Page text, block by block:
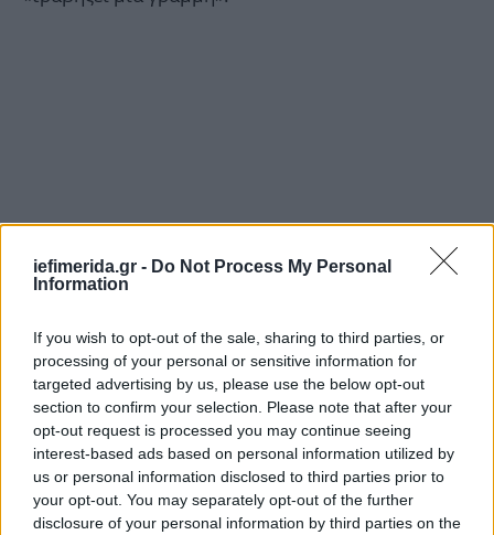
iefimerida.gr - Do Not Process My Personal
Information
If you wish to opt-out of the sale, sharing to third parties, or
processing of your personal or sensitive information for
targeted advertising by us, please use the below opt-out
section to confirm your selection. Please note that after your
opt-out request is processed you may continue seeing
interest-based ads based on personal information utilized by
us or personal information disclosed to third parties prior to
your opt-out. You may separately opt-out of the further
disclosure of your personal information by third parties on the